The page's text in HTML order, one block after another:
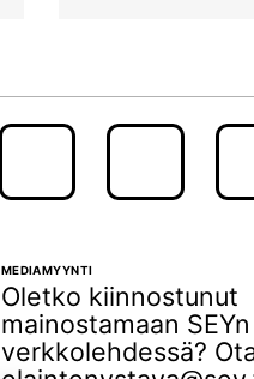
MEDIAMYYNTI
Oletko kiinnostunut
mainostamaan SEYn
verkkolehdessä?